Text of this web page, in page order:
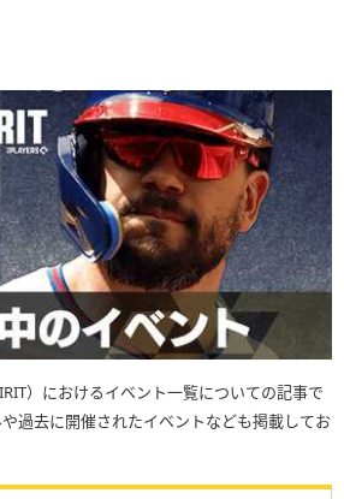
）におけるイベント一覧についての記事で
過去に開催されたイベントなども掲載してお